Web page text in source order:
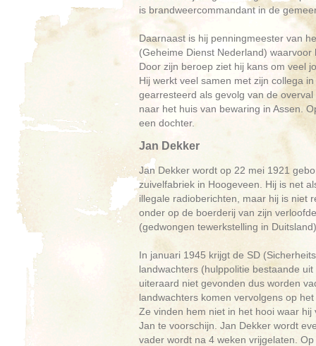
is brandweercommandant in de
Daarnaast is hij penningmeester van
(Geheime Dienst Nederland)
Door zijn beroep ziet hij kans om veel
Hij werkt veel samen met zijn collega
gearresteerd als gevolg van de
naar het huis van bewaring in Assen.
een dochter.
Jan Dekker
Jan Dekker wordt op 22 mei 1921
zuivelfabriek in Hoogeveen. Hij is net
illegale radioberichten, maar hij is niet
onder op de boerderij van zijn
(gedwongen tewerkstelling in
In januari 1945 krijgt de SD
landwachters (hulppolitie bestaande
uiteraard niet gevonden dus worden
landwachters komen vervolgens op
Ze vinden hem niet in het hooi waar
Jan te voorschijn. Jan Dekker wordt
vader wordt na 4 weken vrijgelaten.